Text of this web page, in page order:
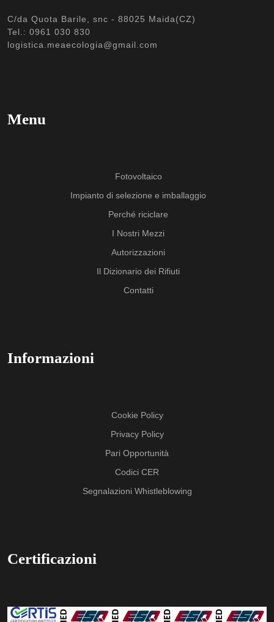
C/da Quota Barile, snc - 88025 Maida(CZ)
Tel.: 0961 030 830
logistica.meaecologia@gmail.com
Menu
Fotovoltaico
Impianto di selezione e imballaggio
Perché riciclare
I Nostri Mezzi
Autorizzazioni
Il Dizionario dei Rifiuti
Contatti
Informazioni
Cookie Policy
Privacy Policy
Pari Opportunità
Codici CER
Segnalazioni Whistleblowing
Certificazioni